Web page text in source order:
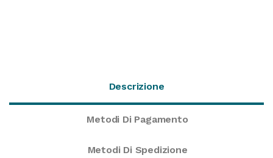
Descrizione
Metodi Di Pagamento
Metodi Di Spedizione